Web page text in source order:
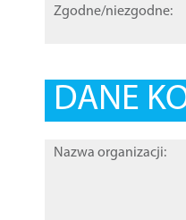
Zgodne/niezgodne:
DANE
Nazwa organizacji: